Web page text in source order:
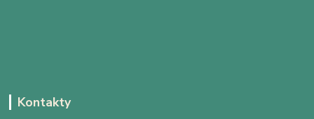
Kontakty